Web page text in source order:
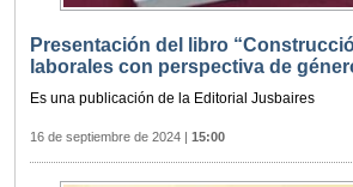
Presentación del libro
laborales con perspectiva de
Es una publicación de la Editorial Jusbaires
16 de septiembre de 2024 | 15:00